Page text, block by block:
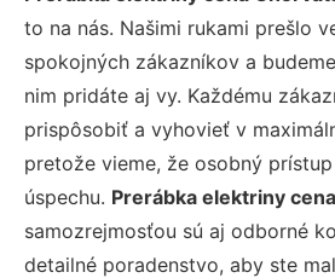
to na nás. Našimi rukami prešlo
spokojných zákazníkov a
nim pridáte aj vy. Každému
prispôsobiť a vyhovieť v
pretože vieme, že osobný
úspechu. Prerábka elektriny
samozrejmosťou sú aj odborné
detailné poradenstvo, aby ste